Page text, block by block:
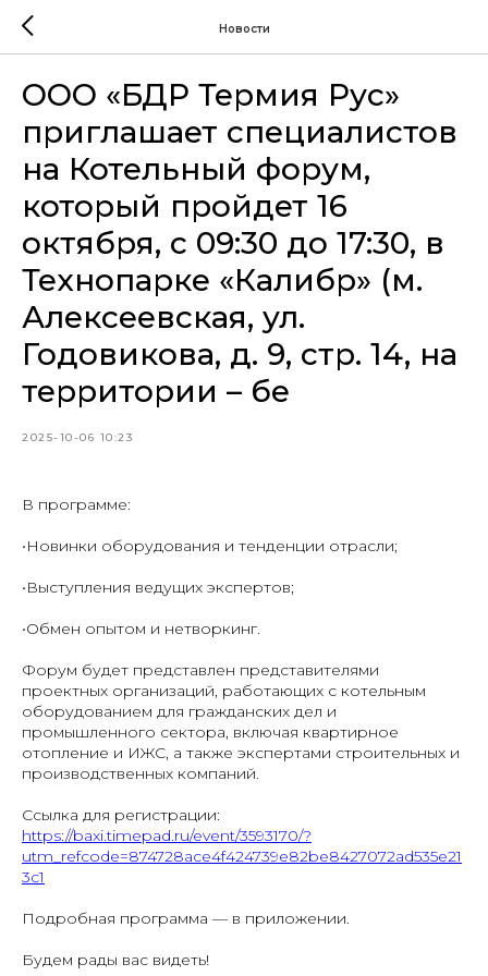
Новости
ООО «БДР Термия Рус»
приглашает специалистов
на Котельный форум,
который пройдет 16
октября, с 09:30 до 17:30, в
Технопарке «Калибр» (м.
Алексеевская, ул.
Годовикова, д. 9, стр. 14, на
территории – бе
2025-10-06 10:23
В программе:
•Новинки оборудования и тенденции отрасли;
•Выступления ведущих экспертов;
•Обмен опытом и нетворкинг.
Форум будет представлен представителями
проектных организаций, работающих с котельным
оборудованием для гражданских дел и
промышленного сектора, включая квартирное
отопление и ИЖС, а также экспертами строительных и
производственных компаний.
Ссылка для регистрации:
https://baxi.timepad.ru/event/3593170/?
utm_refcode=874728ace4f424739e82be8427072ad535e21
3c1
Подробная программа — в приложении.
Будем рады вас видеть!